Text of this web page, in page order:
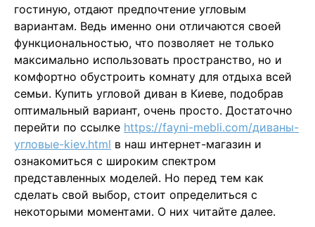
гостиную, отдают предпочтение угловым
вариантам. Ведь именно они отличаются своей
функциональностью, что позволяет не только
максимально использовать пространство, но и
комфортно обустроить комнату для отдыха всей
семьи. Купить угловой диван в Киеве, подобрав
оптимальный вариант, очень просто. Достаточно
перейти по ссылке https://fayni-mebli.com/диваны-
угловые-kiev.html в наш интернет-магазин и
ознакомиться с широким спектром
представленных моделей. Но перед тем как
сделать свой выбор, стоит определиться с
некоторыми моментами. О них читайте далее.